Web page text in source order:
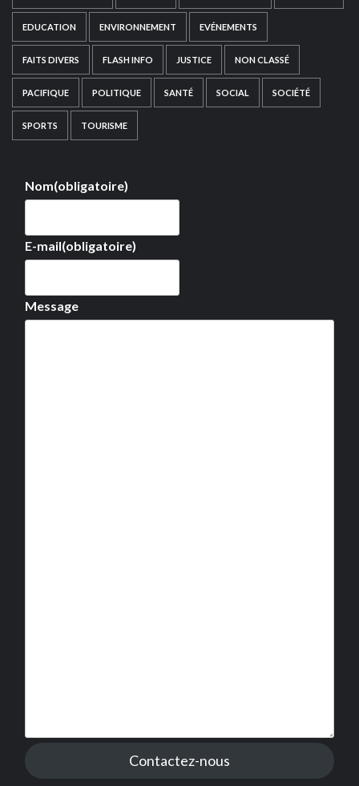
EDUCATION ENVIRONNEMENT EVÉNEMENTS
FAITS DIVERS FLASH INFO JUSTICE NON CLASSÉ
PACIFIQUE POLITIQUE SANTÉ SOCIAL SOCIÉTÉ
SPORTS TOURISME
Nom(obligatoire)
E-mail(obligatoire)
Message
Contactez-nous